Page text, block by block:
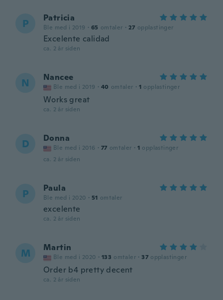
P Patricia
Ble med i 2019 · 65 omtaler · 27 opplastinger
Excelente calidad
ca. 2 år siden
N Nancee
Ble med i 2019 · 40 omtaler · 1 opplastinger
Works great
ca. 2 år siden
D Donna
Ble med i 2016 · 77 omtaler · 1 opplastinger
ca. 2 år siden
P Paula
Ble med i 2020 · 51 omtaler
excelente
ca. 2 år siden
M Martin
Ble med i 2020 · 133 omtaler · 37 opplastinger
Order b4 pretty decent
ca. 2 år siden